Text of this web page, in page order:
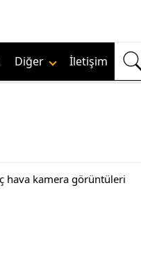
Diğer İletişim
hava kamera görüntüleri